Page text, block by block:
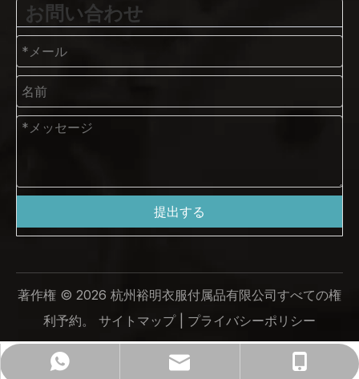
お問い合わせ
提出する
+86 13868628249
ym@yumingtrade.com
+86-138-6862-8249
著作権 © 2026 杭州裕明衣服付属品有限公司すべての権
利予約。 サイトマップ| プライバシーポリシー